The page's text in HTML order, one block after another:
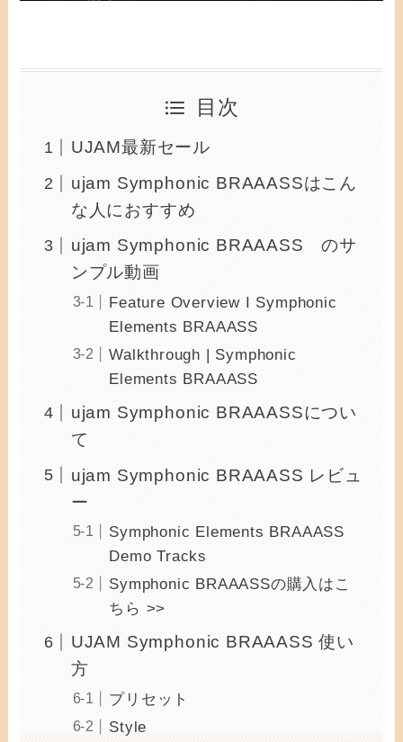
目次
UJAM最新セール
ujam Symphonic BRAAASSはこん
な人におすすめ
ujam Symphonic BRAAASS のサ
ンプル動画
Feature Overview I Symphonic
Elements BRAAASS
Walkthrough | Symphonic
Elements BRAAASS
ujam Symphonic BRAAASSについ
て
ujam Symphonic BRAAASS レビュ
ー
Symphonic Elements BRAAASS
Demo Tracks
Symphonic BRAAASSの購入はこ
ちら >>
UJAM Symphonic BRAAASS 使い
方
プリセット
Style